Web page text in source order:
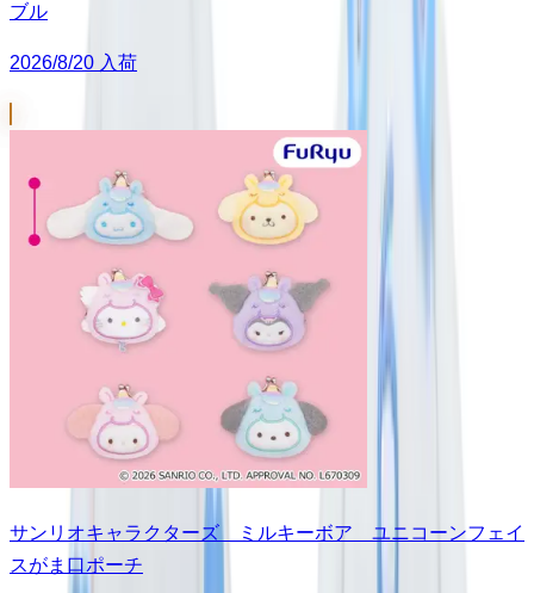
ブル
2026/8/20 入荷
サンリオキャラクターズ ミルキーボア ユニコーンフェイ
スがま口ポーチ